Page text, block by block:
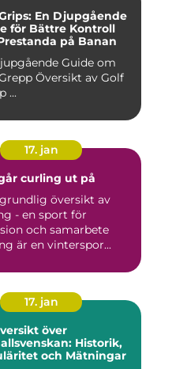
En Djupgående
för Bättre Kontroll
på Banan
Guide om
av Golf
Grepp ...
17. jan
curling ut på
- en sport för
och samarbete
är en vinterspor...
17. jan
över
Historik,
och Mätningar